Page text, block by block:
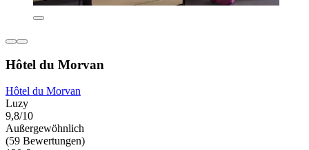
Hôtel du Morvan
Hôtel du Morvan
Luzy
9,8/10
Außergewöhnlich
(59 Bewertungen)